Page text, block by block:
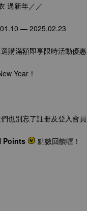
過新年／／
— 2025.02.23
購滿額即享限時活動優惠
Year ！
也別忘了註冊及登入會員
Points 點數回饋喔！